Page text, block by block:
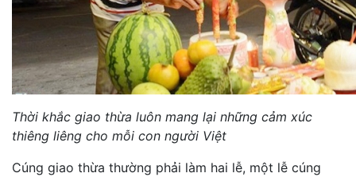
Thời khắc giao thừa luôn mang lại những cảm xúc
thiêng liêng cho mỗi con người Việt
Cúng giao thừa thường phải làm hai lễ, một lễ cúng